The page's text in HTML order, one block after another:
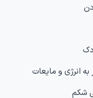
انرژی و مایعات
شکم